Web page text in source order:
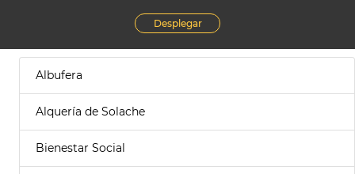
Desplegar
Albufera
Alquería de Solache
Bienestar Social